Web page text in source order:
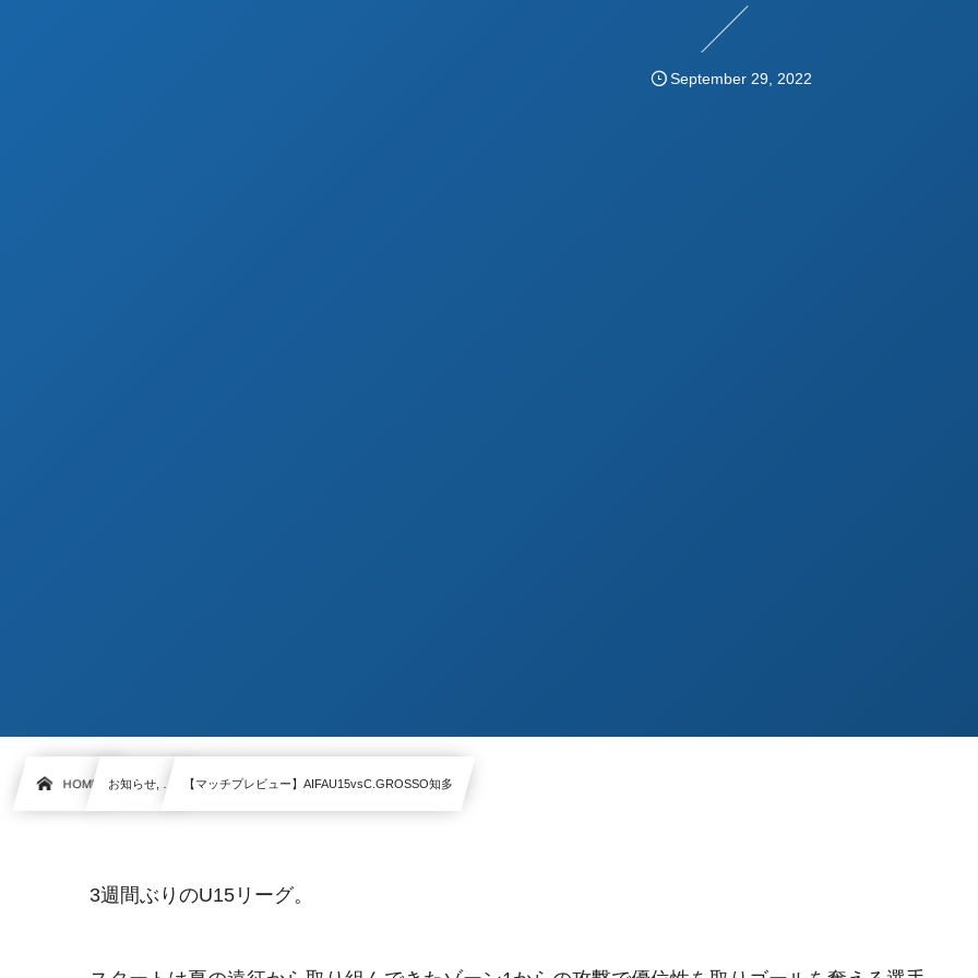
September 29,2022
HOME お知らせ, … 【マッチプレビュー】AIFAU15vsC.GROSSO知多
3週間ぶりのU15リーグ。